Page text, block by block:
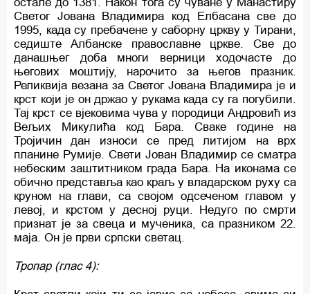
остале до 1381. Након тога су чуване у Манастиру
Светог Јована Владимира код Елбасана све до
1995, када су пребачене у саборну цркву у Тирани,
седиште Албанске православне цркве. Све до
данашњег доба многи верници ходочасте до
његових моштију, нарочито за његов празник.
Реликвија везана за Светог Јована Владимира је и
крст који је он држао у рукама када су га погубили.
Тај крст се вјековима чува у породици Андровић из
Вељих Микулића код Бара. Сваке године на
Тројичин дан износи се пред литијом на врх
планине Румије. Свети Јован Владимир се сматра
небеским заштитником града Бара. На иконама се
обично представља као краљ у владарском руху са
круном на глави, са својом одсеченом главом у
левој, и крстом у десној руци. Недуго по смрти
признат је за свеца и мученика, са празником 22.
маја. Он је први српски светац.
Тропар (глас 4):